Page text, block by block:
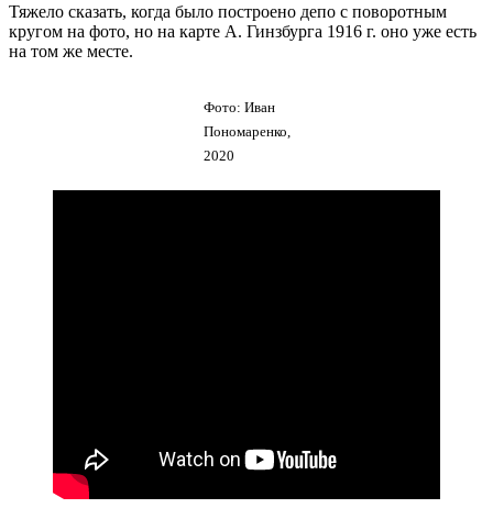
Тяжело сказать, когда было построено депо с поворотным
кругом на фото, но на карте А. Гинзбурга 1916 г. оно уже есть
на том же месте.
Фото: Иван
Пономаренко,
2020